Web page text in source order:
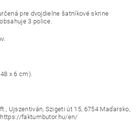
pre dvojdielne šatníkové skrine
3 police.
x 6 cm).
Ujszentiván, Szigeti út 15, 6754 Maďarsko,
faktumbutor.hu/en/